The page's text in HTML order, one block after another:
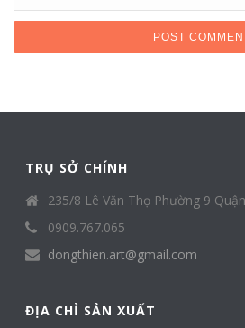
TRỤ SỞ CHÍNH
235/8 Lê Văn Thọ Phường 9
0909.767.065
dongthien.art@gmail.com
ĐỊA CHỈ SẢN XUẤT